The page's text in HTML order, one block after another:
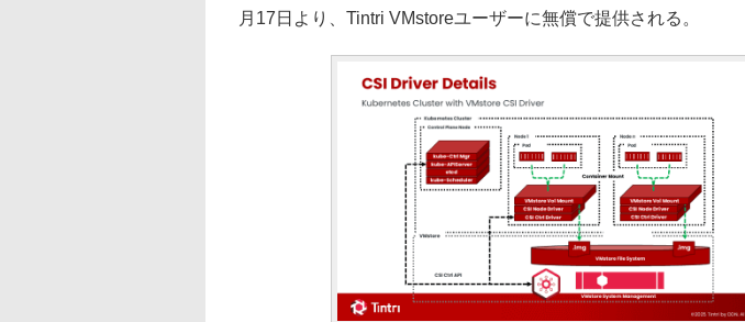
月17日より、Tintri VMstoreユーザーに無償で提供される。